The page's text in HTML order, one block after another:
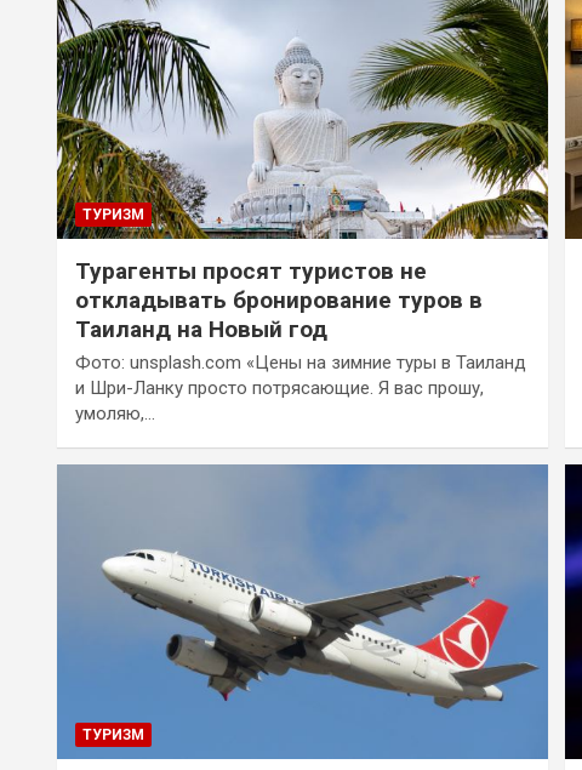
ТУРИЗМ
Турагенты просят туристов не
откладывать бронирование туров в
Таиланд на Новый год
Фото: unsplash.com «Цены на зимние туры в Таиланд
и Шри-Ланку просто потрясающие. Я вас прошу,
умоляю,…
ТУРИЗМ